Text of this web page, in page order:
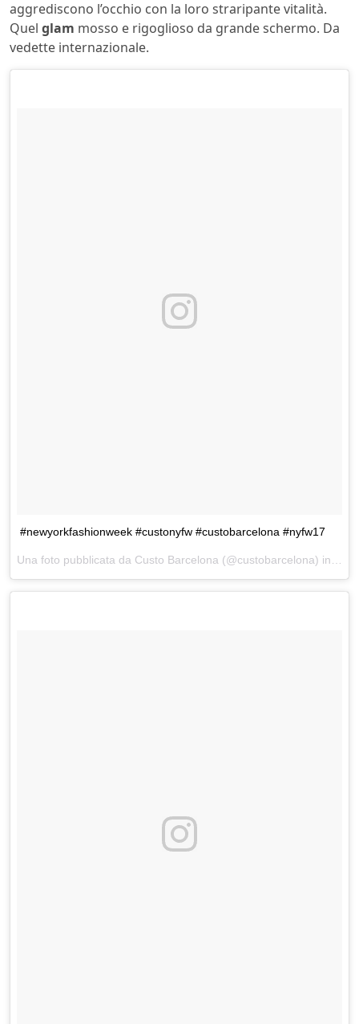
aggrediscono l’occhio con la loro straripante vitalità.
Quel glam mosso e rigoglioso da grande schermo. Da
vedette internazionale.
#newyorkfashionweek #custonyfw #custobarcelona #nyfw17